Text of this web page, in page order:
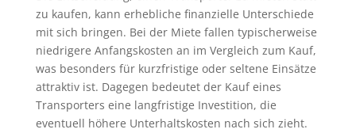
zu kaufen, kann erhebliche finanzielle Unterschiede
mit sich bringen. Bei der Miete fallen typischerweise
niedrigere Anfangskosten an im Vergleich zum Kauf,
was besonders für kurzfristige oder seltene Einsätze
attraktiv ist. Dagegen bedeutet der Kauf eines
Transporters eine langfristige Investition, die
eventuell höhere Unterhaltskosten nach sich zieht.